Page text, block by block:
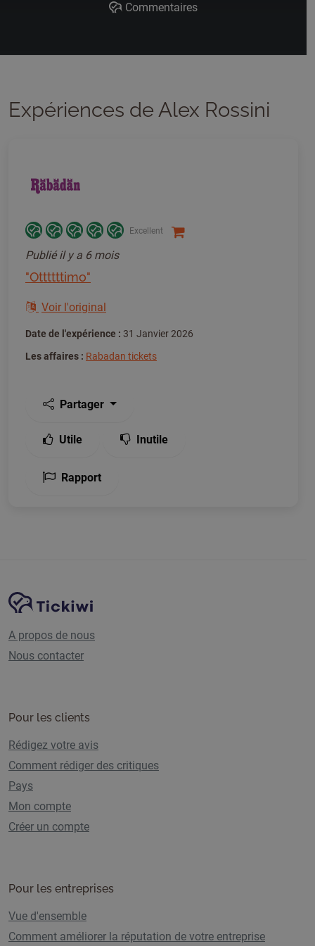
Commentaires
Expériences de Alex Rossini
Excellent
Publiéil y a 6 mois
"Ottttttimo"
Voir l'original
Date de l'expérience : 31 Janvier 2026
Les affaires : Rabadan tickets
Partager
Utile Inutile
Rapport
Navigation du sitePlate-forme Tickiwi
A propos de nous
Nous contacter
Pour les clients
Rédigez votre avis
Comment rédiger des critiques
Pays
Mon compte
Créer un compte
Pour les entreprises
Vue d'ensemble
Comment améliorer la réputation de votre entreprise